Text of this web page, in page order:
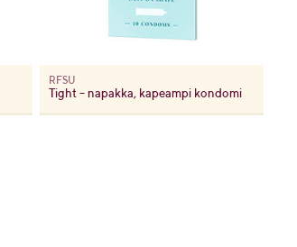
RFSU
Tight – napakka, kapeampi kondomi